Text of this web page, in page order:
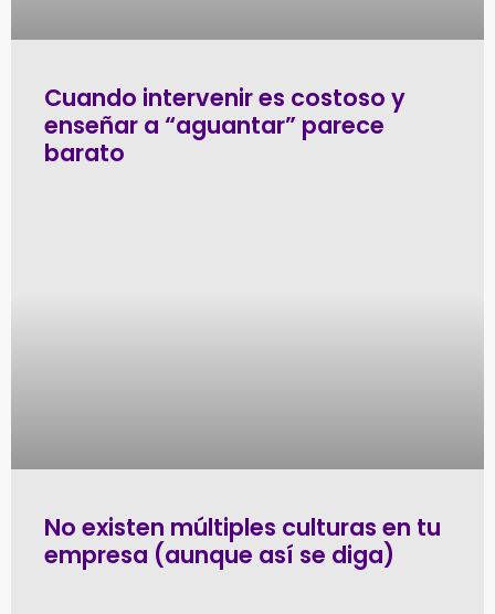
Cuando intervenir es costoso y
enseñar a “aguantar” parece
barato
No existen múltiples culturas en tu
empresa (aunque así se diga)